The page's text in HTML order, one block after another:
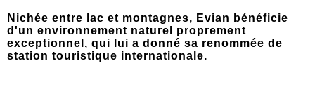
Nichée entre lac et montagnes, Evian bénéficie
d'un environnement naturel proprement
exceptionnel, qui lui a donné sa renommée de
station touristique internationale.